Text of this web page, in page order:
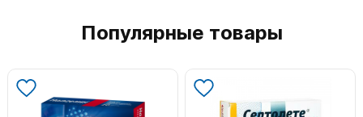
Популярные товары